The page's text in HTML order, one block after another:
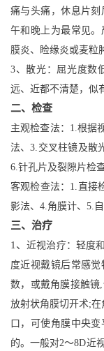
痛与头痛，休息片
午和晚上为最常见
膜炎、睑缘炎或麦粒
3、散光：屈光度数
远、近都不清楚，似
二、检查
主观检查法：1.根据
法、3.交叉柱镜及散
6.针孔片及裂隙片检
客观检查法：1.直接
影法、4.角膜计、5.
三、治疗
1、近视治疗：轻度
度近视戴镜后常感
数，或戴角膜接触镜
放射状角膜切开术;
口，可使角膜中央
的。一般对2～8D近